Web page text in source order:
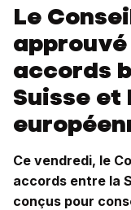
Le
accords
Suisse et
Ce vendredi, le
accords entre la
conçus pour